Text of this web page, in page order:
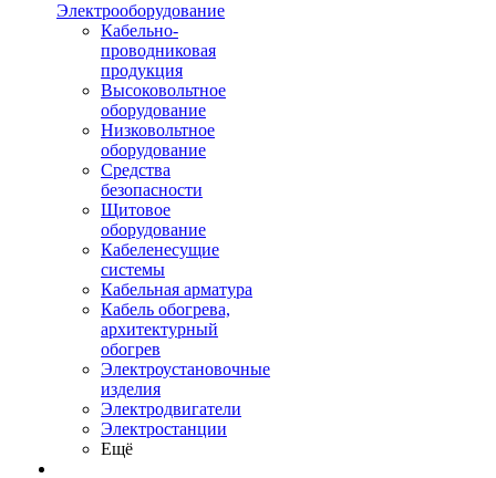
Электрооборудование
Кабельно-
проводниковая
продукция
Высоковольтное
оборудование
Низковольтное
оборудование
Средства
безопасности
Щитовое
оборудование
Кабеленесущие
системы
Кабельная арматура
Кабель обогрева,
архитектурный
обогрев
Электроустановочные
изделия
Электродвигатели
Электростанции
Ещё